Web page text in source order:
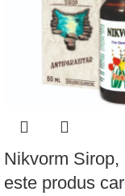
Nikvorm Sirop,
este produs